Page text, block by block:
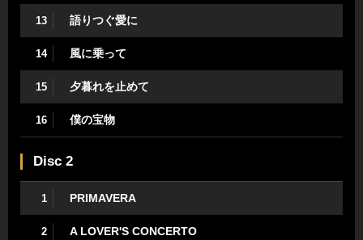
13 語りつぐ愛に
14 風に乗って
15 夕暮れを止めて
16 僕の宝物
Disc 2
1 PRIMAVERA
2 A LOVER'S CONCERTO